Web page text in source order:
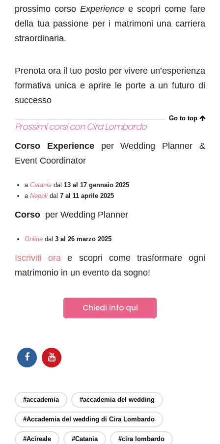
prossimo corso Experience e scopri come fare
della tua passione per i matrimoni una carriera
straordinaria.
Prenota ora il tuo posto per vivere un’esperienza
formativa unica e aprire le porte a un futuro di
successo
Go to top
Prossimi corsi con Cira Lombardo
Corso Experience per Wedding Planner &
Event Coordinator
a Catania dal 13 al 17 gennaio 2025
a Napoli dal 7 al 11 aprile 2025
Corso per Wedding Planner
Online dal 3 al 26 marzo 2025
Iscriviti ora e scopri come trasformare ogni
matrimonio in un evento da sogno!
Chiedi info qui
#accademia #accademia del wedding
#Accademia del wedding di Cira Lombardo
#Acireale #Catania #cira lombardo